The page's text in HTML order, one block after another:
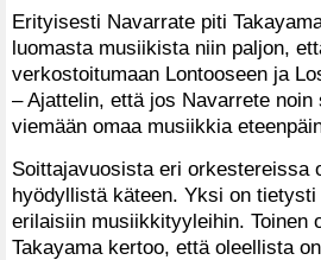
Erityisesti Navarrate piti
luomasta musiikista niin paljon,
verkostoitumaan Lontooseen ja
– Ajattelin, että jos Navarrete
viemään omaa musiikkia
Soittajavuosista eri orkestereissa
hyödyllistä käteen. Yksi on
erilaisiin musiikkityyleihin. Toinen
Takayama kertoo, että oleellista